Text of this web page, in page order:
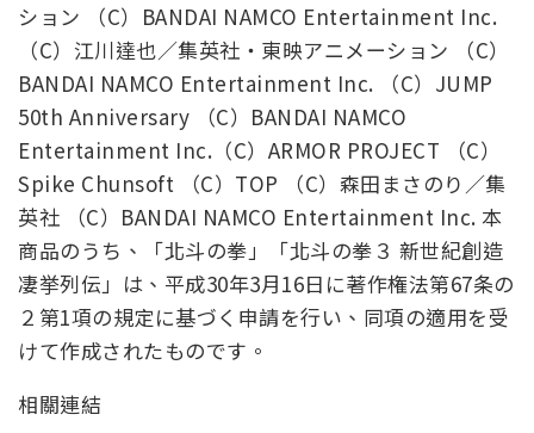
ション （C）BANDAI NAMCO Entertainment Inc.
（C）江川達也／集英社・東映アニメーション （C）
BANDAI NAMCO Entertainment Inc. （C）JUMP
50th Anniversary （C）BANDAI NAMCO
Entertainment Inc.（C）ARMOR PROJECT （C）
Spike Chunsoft （C）TOP （C）森田まさのり／集
英社 （C）BANDAI NAMCO Entertainment Inc. 本
商品のうち、「北斗の拳」「北斗の拳３ 新世紀創造
凄挙列伝」は、平成30年3月16日に著作権法第67条の
２第1項の規定に基づく申請を行い、同項の適用を受
けて作成されたものです。
相關連結